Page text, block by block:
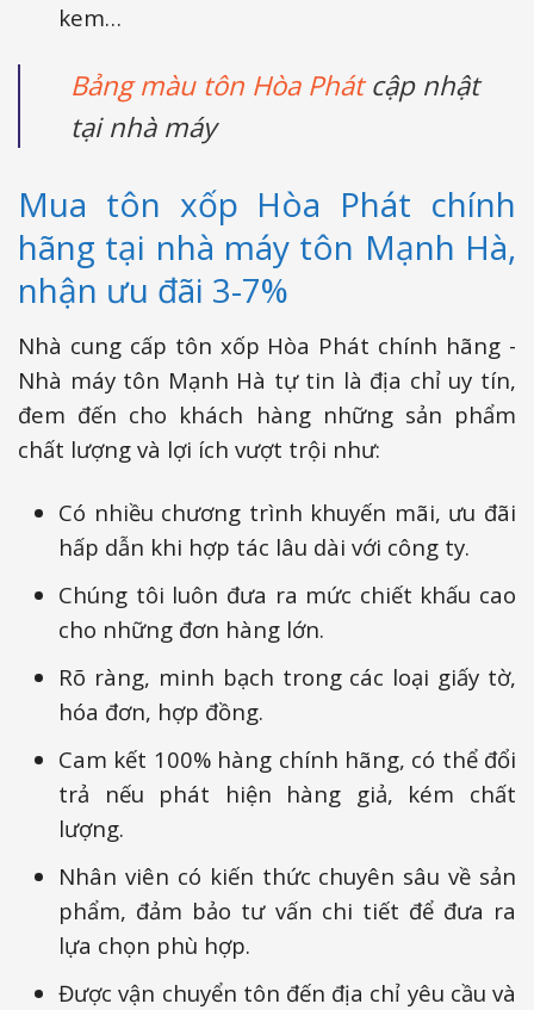
kem…
Bảng màu tôn Hòa Phátcập nhật
tại nhà máy
Mua tôn xốp Hòa Phát chính
hãng tại nhà máy tôn Mạnh Hà,
nhận ưu đãi 3-7%
Nhà cung cấp tôn xốp Hòa Phát chính hãng -
Nhà máy tôn Mạnh Hà tự tin là địa chỉ uy tín,
đem đến cho khách hàng những sản phẩm
chất lượng và lợi ích vượt trội như:
Có nhiều chương trình khuyến mãi, ưu đãi
hấp dẫn khi hợp tác lâu dài với công ty.
Chúng tôi luôn đưa ra mức chiết khấu cao
cho những đơn hàng lớn.
Rõ ràng, minh bạch trong các loại giấy tờ,
hóa đơn, hợp đồng.
Cam kết 100% hàng chính hãng, có thể đổi
trả nếu phát hiện hàng giả, kém chất
lượng.
Nhân viên có kiến thức chuyên sâu về sản
phẩm, đảm bảo tư vấn chi tiết để đưa ra
lựa chọn phù hợp.
Được vận chuyển tôn đến địa chỉ yêu cầu và